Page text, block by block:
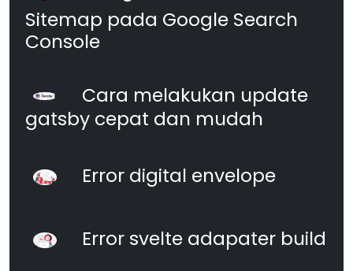
Sitemap pada Google Search
Console
Cara melakukan update
gatsby cepat dan mudah
Error digital envelope
Error svelte adapater build